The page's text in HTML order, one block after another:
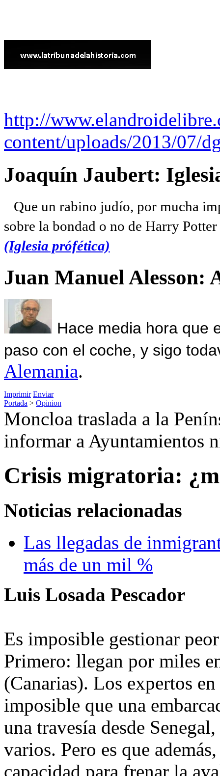
http://
content/uploads/2013/07/
Joaquín Jaubert:
Que un rabino judío, por mucha
sobre la bondad o no de Harry
(Iglesia prófética)
Juan Manuel Alesson:
Hace media hora que
paso con el coche, y sigo
Alemania.
Imprimir Enviar
Portada > Opinion
Moncloa traslada a la
informar a Ayuntamientos
Crisis migratoria:
Noticias relacionadas
Las llegadas de
más de un mil %
Luis Losada Pescador
Es imposible gestionar
Primero: llegan por miles
(Canarias). Los expertos
imposible que una
una travesía desde
varios. Pero es que
capacidad para frenar la